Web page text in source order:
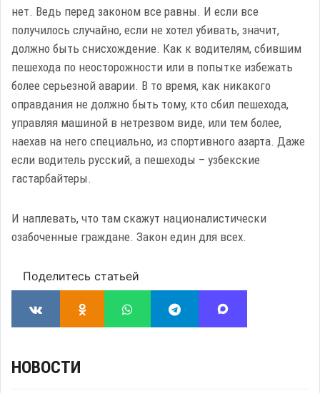
нет. Ведь перед законом все равны. И если все
получилось случайно, если не хотел убивать, значит,
должно быть снисхождение. Как к водителям, сбившим
пешехода по неосторожности или в попытке избежать
более серьезной аварии. В то время, как никакого
оправдания не должно быть тому, кто сбил пешехода,
управляя машиной в нетрезвом виде, или тем более,
наехав на него специально, из спортивного азарта. Даже
если водитель русский, а пешеходы – узбекские
гастарбайтеры.
И наплевать, что там скажут националистически
озабоченные граждане. Закон един для всех.
Поделитесь статьей
НОВОСТИ